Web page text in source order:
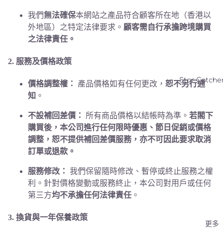
Star
更多
我們無法確保本網站之產品符合顧客所在地（香港以
外地區）之特定法律要求。 顧客需自行承擔跨境購買
之法律責任。
2. 服務及價格政策
價格調整權： 產品價格如有任何更改， 恕不另行通
知 。
不設補回差價： 所有商品價格以結帳時為準。 若閣下
購買後，本公司進行任何限時優惠、節日促銷或價格
調整，恕不提供補回差價服務，亦不可因此要求取消
訂單或退款。
服務修改： 我們保留隨時修改、暫停或終止服務之權
利。針對價格變動或服務終止，本公司對用戶或任何
第三方均不承擔任何法律責任 。
3. 換貨與一年保養政策